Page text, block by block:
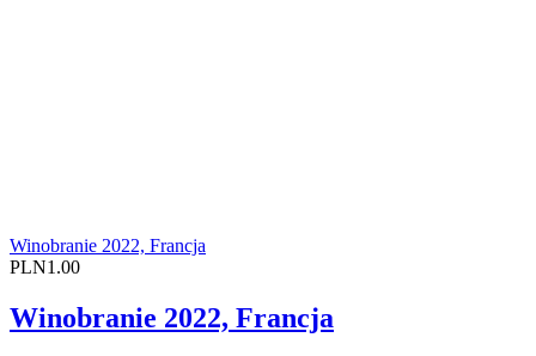
Winobranie 2022, Francja
PLN1.00
Winobranie 2022, Francja